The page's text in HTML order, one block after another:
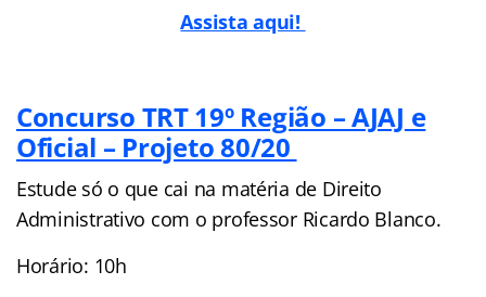
Assista aqui!
Concurso TRT 19º Região – AJAJ e
Oficial – Projeto 80/20
Estude só o que cai na matéria de Direito
Administrativo com o professor Ricardo Blanco.
Horário: 10h